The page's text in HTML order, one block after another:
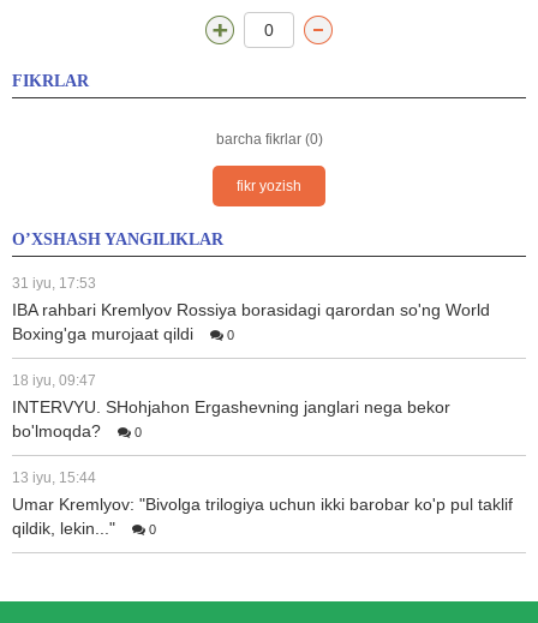
0
FIKRLAR
barcha fikrlar (0)
fikr yozish
O’XSHASH YANGILIKLAR
31 iyu, 17:53
IBA rahbari Kremlyov Rossiya borasidagi qarordan so'ng World
Boxing'ga murojaat qildi
0
18 iyu, 09:47
INTERVYU. SHohjahon Ergashevning janglari nega bekor
bo'lmoqda?
0
13 iyu, 15:44
Umar Kremlyov: "Bivolga trilogiya uchun ikki barobar ko'p pul taklif
qildik, lekin..."
0